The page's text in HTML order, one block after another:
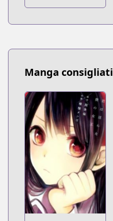
Manga consigliati